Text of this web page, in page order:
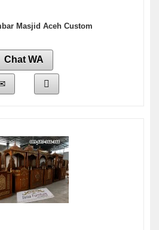
Masjid Aceh Custom
Chat WA